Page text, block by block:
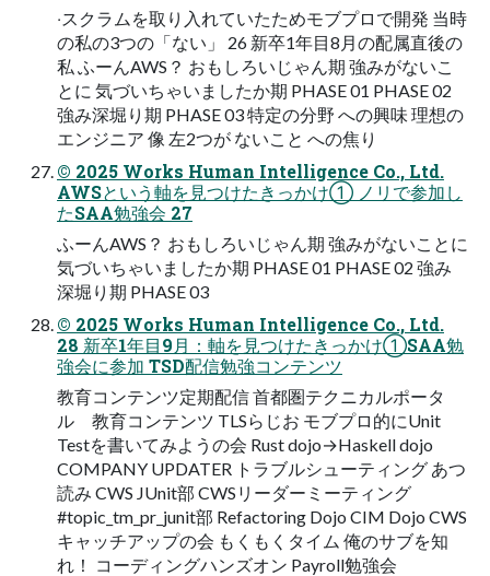
‧スクラムを取り⼊れていたためモブプロで開発 当時
の私の3つの「ない」 26 新卒1年⽬8⽉の配属直後の
私 ふーんAWS？ おもしろいじゃん期 強みがないこ
とに 気づいちゃいましたか期 PHASE 01 PHASE 02
強み深堀り期 PHASE 03 特定の分野 への興味 理想の
エンジニア 像 左2つが ないこと への焦り
© 2025 Works Human Intelligence Co., Ltd.
AWSという軸を⾒つけたきっかけ① ノリで参加し
たSAA勉強会 27
ふーんAWS？ おもしろいじゃん期 強みがないことに
気づいちゃいましたか期 PHASE 01 PHASE 02 強み
深堀り期 PHASE 03
© 2025 Works Human Intelligence Co., Ltd.
28 新卒1年⽬9⽉：軸を⾒つけたきっかけ①SAA勉
強会に参加 TSD配信勉強コンテンツ
教育コンテンツ定期配信 ⾸都圏テクニカルポータ
ル 教育コンテンツ TLSらじお モブプロ的にUnit
Testを書いてみようの会 Rust dojo→Haskell dojo
COMPANY UPDATER トラブルシューティング あつ
読み CWS JUnit部 CWSリーダーミーティング
#topic_tm_pr_junit部 Refactoring Dojo CIM Dojo CWS
キャッチアップの会 もくもくタイム 俺のサブを知
れ！ コーディングハンズオン Payroll勉強会